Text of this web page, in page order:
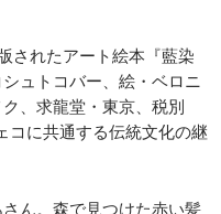
されたアート絵本『藍染
ュトコバー、絵・ベロニ
、求龍堂・東京、税別
コに共通する伝統文化の継
ん。森で見つけた赤い髪